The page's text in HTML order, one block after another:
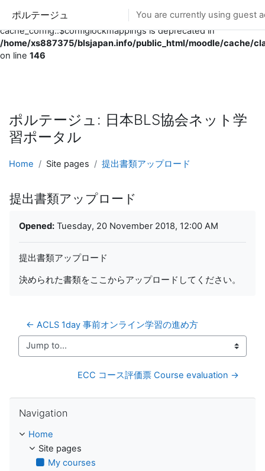
Deprecated: Creation of dynamic property
cache_config::$configlockmappings is deprecated in
/home/xs887375/blsjapan.info/public_html/moodle/cache/
on line 146
ポルテージュ You are currently using guest
ポルテージュ: 日本BLS協会ネット学
習ポータル
Home Site pages 提出書類アップロード
提出書類アップロード
Opened: Tuesday, 20 November 2018, 12:00 AM
提出書類アップロード
決められた書類をここからアップロードしてください。
← ACLS 1day 事前オンライン学習の進め方
Jump to...
ECC コース評価票 Course evaluation →
Navigation
Home
Site pages
My courses